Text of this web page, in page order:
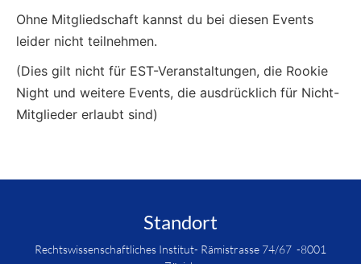
Ohne Mitgliedschaft kannst du bei diesen Events
leider nicht teilnehmen.
(Dies gilt nicht für EST-Veranstaltungen, die Rookie
Night und weitere Events, die ausdrücklich für Nicht-
Mitglieder erlaubt sind)
Standort
Rechtswissenschaftliches Institut- Rämistrasse 74/67 -8001